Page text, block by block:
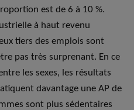
est de 6 à 10 %.
à haut revenu
tiers des emplois sont
pas très surprenant. En ce
les sexes, les résultats
davantage une AP de
sont plus sédentaires